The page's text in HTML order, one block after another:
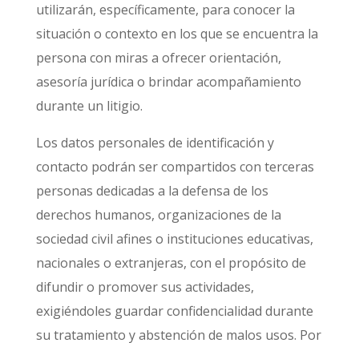
utilizarán, específicamente, para conocer la
situación o contexto en los que se encuentra la
persona con miras a ofrecer orientación,
asesoría jurídica o brindar acompañamiento
durante un litigio.
Los datos personales de identificación y
contacto podrán ser compartidos con terceras
personas dedicadas a la defensa de los
derechos humanos, organizaciones de la
sociedad civil afines o instituciones educativas,
nacionales o extranjeras, con el propósito de
difundir o promover sus actividades,
exigiéndoles guardar confidencialidad durante
su tratamiento y abstención de malos usos. Por